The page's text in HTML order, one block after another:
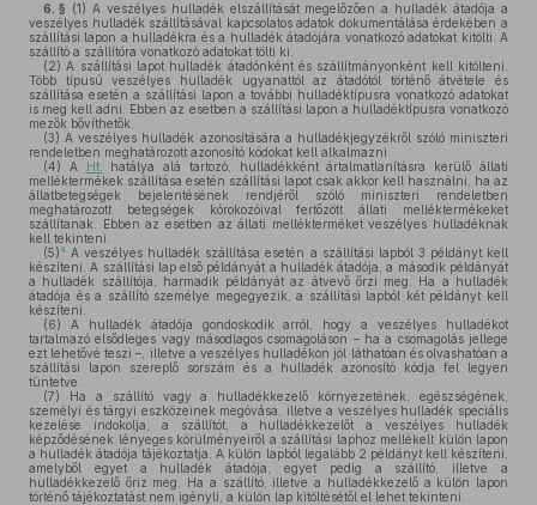
6. § (1) A veszélyes hulladék elszállítását megelőzően a hulladék átadója a
veszélyes hulladék szállításával kapcsolatos adatok dokumentálása érdekében a
szállítási lapon a hulladékra és a hulladék átadójára vonatkozó adatokat kitölti. A
szállító a szállítóra vonatkozó adatokat tölti ki.
(2) A szállítási lapot hulladék átadónként és szállítmányonként kell kitölteni.
Több típusú veszélyes hulladék ugyanattól az átadótól történő átvétele és
szállítása esetén a szállítási lapon a további hulladéktípusra vonatkozó adatokat
is meg kell adni. Ebben az esetben a szállítási lapon a hulladéktípusra vonatkozó
mezők bővíthetők.
(3) A veszélyes hulladék azonosítására a hulladékjegyzékről szóló miniszteri
rendeletben meghatározott azonosító kódokat kell alkalmazni.
(4) A Ht.
hatálya alá tartozó, hulladékként ártalmatlanításra kerülő állati
melléktermékek szállítása esetén szállítási lapot csak akkor kell használni, ha az
állatbetegségek bejelentésének rendjéről szóló miniszteri rendeletben
meghatározott betegségek kórokozóival fertőzött állati melléktermékeket
szállítanak. Ebben az esetben az állati mellékterméket veszélyes hulladéknak
kell tekinteni.
(5)4 A veszélyes hulladék szállítása esetén a szállítási lapból 3 példányt kell
készíteni. A szállítási lap első példányát a hulladék átadója, a második példányát
a hulladék szállítója, harmadik példányát az átvevő őrzi meg. Ha a hulladék
átadója és a szállító személye megegyezik, a szállítási lapból két példányt kell
készíteni.
(6) A hulladék átadója gondoskodik arról, hogy a veszélyes hulladékot
tartalmazó elsődleges vagy másodlagos csomagoláson – ha a csomagolás jellege
ezt lehetővé teszi –, illetve a veszélyes hulladékon jól láthatóan és olvashatóan a
szállítási lapon szereplő sorszám és a hulladék azonosító kódja fel legyen
tüntetve.
(7) Ha a szállító vagy a hulladékkezelő környezetének, egészségének,
személyi és tárgyi eszközeinek megóvása, illetve a veszélyes hulladék speciális
kezelése indokolja, a szállítót, a hulladékkezelőt a veszélyes hulladék
képződésének lényeges körülményeiről a szállítási laphoz mellékelt külön lapon
a hulladék átadója tájékoztatja. A külön lapból legalább 2 példányt kell készíteni,
amelyből egyet a hulladék átadója, egyet pedig a szállító, illetve a
hulladékkezelő őriz meg. Ha a szállító, illetve a hulladékkezelő a külön lapon
történő tájékoztatást nem igényli, a külön lap kitöltésétől el lehet tekinteni.